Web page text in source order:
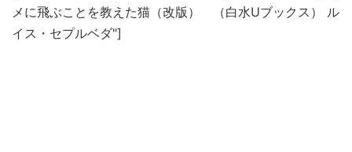
メに飛ぶことを教えた猫（改版） （白水Uブックス） ル
イス・セプルベダ"]